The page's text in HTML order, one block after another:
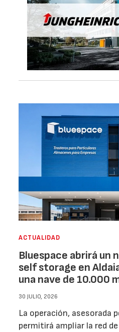
ACTUALIDAD
Bluespace abrirá un
self storage en
una nave de 10.000
30 JULIO, 2026
La operación, asesorada
permitirá ampliar la red